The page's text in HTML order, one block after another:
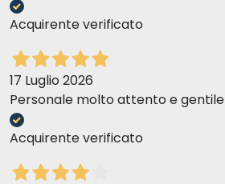
Acquirente verificato
17 Luglio 2026
Personale molto attento e gentile
Acquirente verificato